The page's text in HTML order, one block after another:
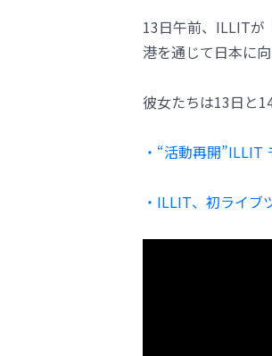
13日午前、ILLITが
港を通じて日本に向
彼女たちは13日と
・“活動再開
・ILLIT、初ライブ